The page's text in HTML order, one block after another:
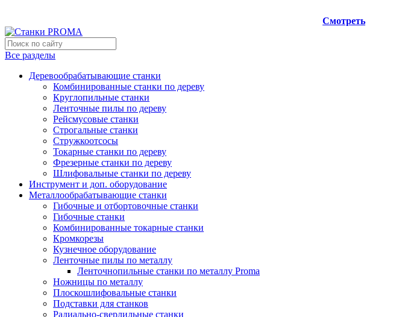
Смотреть
Все разделы
Деревообрабатывающие станки
Комбинированные станки по дереву
Круглопильные станки
Ленточные пилы по дереву
Рейсмусовые станки
Строгальные станки
Стружкоотсосы
Токарные станки по дереву
Фрезерные станки по дереву
Шлифовальные станки по дереву
Инструмент и доп. оборудование
Металлообрабатывающие станки
Гибочные и отбортовочные станки
Гибочные станки
Комбинированные токарные станки
Кромкорезы
Кузнечное оборудование
Ленточные пилы по металлу
Ленточнопильные станки по металлу Proma
Ножницы по металлу
Плоскошлифовальные станки
Подставки для станков
Радиально-сверлильные станки